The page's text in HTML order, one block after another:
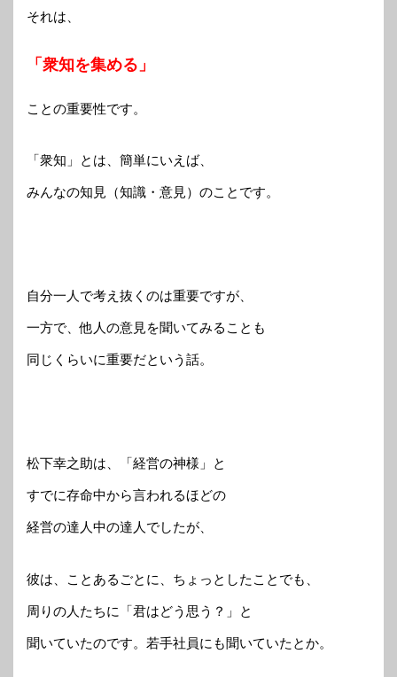
それは、
「衆知を集める」
ことの重要性です。
「衆知」とは、簡単にいえば、
みんなの知見（知識・意見）のことです。
自分一人で考え抜くのは重要ですが、
一方で、他人の意見を聞いてみることも
同じくらいに重要だという話。
松下幸之助は、「経営の神様」と
すでに存命中から言われるほどの
経営の達人中の達人でしたが、
彼は、ことあるごとに、ちょっとしたことでも、
周りの人たちに「君はどう思う？」と
聞いていたのです。若手社員にも聞いていたとか。